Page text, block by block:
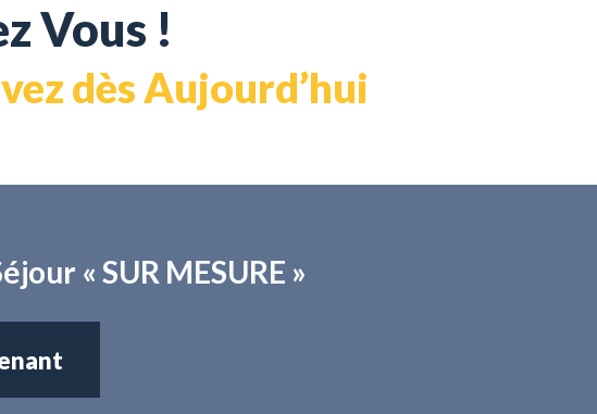
Vous !
dès Aujourd’hui
« SUR MESURE »